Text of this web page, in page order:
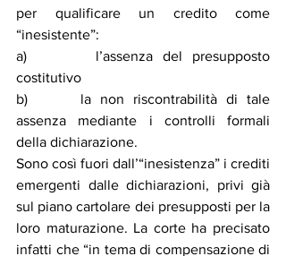
per qualificare un credito come
“inesistente”:
a)       l’assenza del presupposto
costitutivo
b)      la non riscontrabilità di tale
assenza mediante i controlli formali
della dichiarazione.
Sono così fuori dall’“inesistenza” i crediti
emergenti dalle dichiarazioni, privi già
sul piano cartolare dei presupposti per la
loro maturazione. La corte ha precisato
infatti che “in tema di compensazione di